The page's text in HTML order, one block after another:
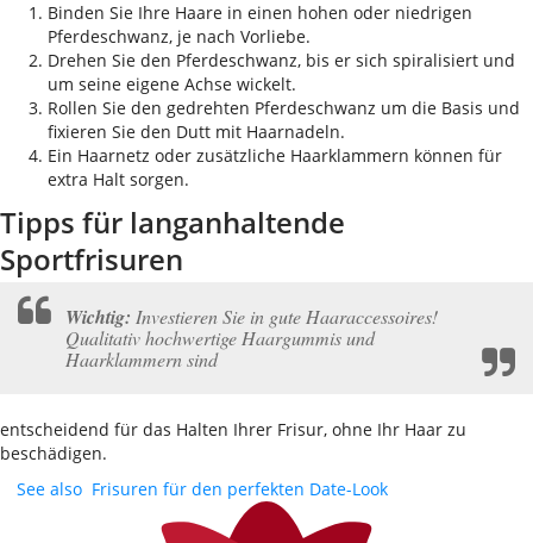
Binden Sie Ihre Haare in einen hohen oder niedrigen
Pferdeschwanz, je nach Vorliebe.
Drehen Sie den Pferdeschwanz, bis er sich spiralisiert und
um seine eigene Achse wickelt.
Rollen Sie den gedrehten Pferdeschwanz um die Basis und
fixieren Sie den Dutt mit Haarnadeln.
Ein Haarnetz oder zusätzliche Haarklammern können für
extra Halt sorgen.
Tipps für langanhaltende
Sportfrisuren
Wichtig: Investieren Sie in gute Haaraccessoires!
Qualitativ hochwertige Haargummis und
Haarklammern sind
entscheidend für das Halten Ihrer Frisur, ohne Ihr Haar zu
beschädigen.
See also Frisuren für den perfekten Date-Look